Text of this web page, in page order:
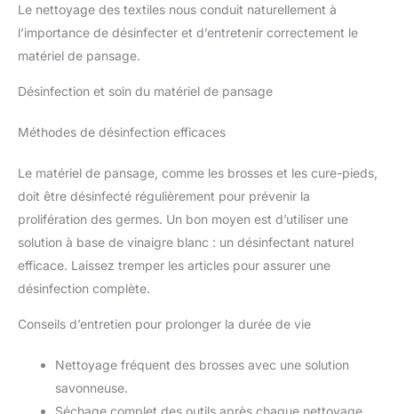
Le nettoyage des textiles nous conduit naturellement à
l’importance de désinfecter et d’entretenir correctement le
matériel de pansage.
Désinfection et soin du matériel de pansage
Méthodes de désinfection efficaces
Le matériel de pansage, comme les brosses et les cure-pieds,
doit être désinfecté régulièrement pour prévenir la
prolifération des germes. Un bon moyen est d’utiliser une
solution à base de vinaigre blanc : un désinfectant naturel
efficace. Laissez tremper les articles pour assurer une
désinfection complète.
Conseils d’entretien pour prolonger la durée de vie
Nettoyage fréquent des brosses avec une solution
savonneuse.
Séchage complet des outils après chaque nettoyage